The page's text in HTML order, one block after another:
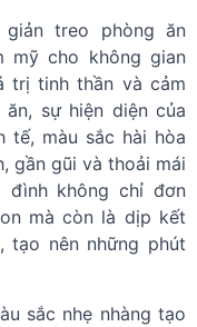
treo phòng ăn
mỹ cho không gian
trị tinh thần và cảm
sự hiện diện của
tế, màu sắc hài hòa
gần gũi và thoải mái
không chỉ đơn
mà còn là dịp kết
tạo nên những phút
sắc nhẹ nhàng tạo